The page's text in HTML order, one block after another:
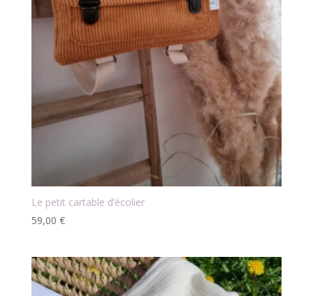
Le petit cartable d’écolier
59,00 €